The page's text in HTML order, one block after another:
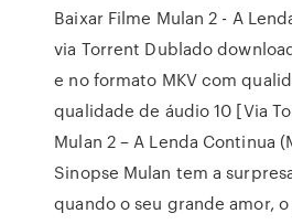
Baixar Filme Mulan 2 - A
via Torrent Dublado
e no formato MKV com
qualidade de áudio 10 [Via
Mulan 2 – A Lenda Continua
Sinopse Mulan tem a
quando o seu grande amor,